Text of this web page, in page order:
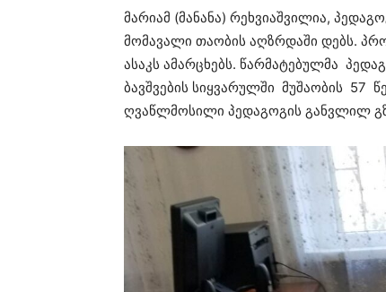
მარიამ (მანანა) რეხვიაშვილია,
მომავალი თაობის აღზრდაში დებს.
ასაკს ამარცხებს. წარმატებულმა
ბავშვების სიყვარულში მუშაობის 57
ღვაწლმოსილი პედაგოგის განვლილ